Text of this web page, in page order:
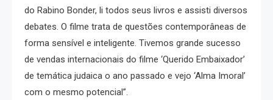
do Rabino Bonder, li todos seus livros e assisti diversos
debates. O filme trata de questões contemporâneas de
forma sensível e inteligente. Tivemos grande sucesso
de vendas internacionais do filme ‘Querido Embaixador’
de temática judaica o ano passado e vejo ‘Alma Imoral’
com o mesmo potencial”.